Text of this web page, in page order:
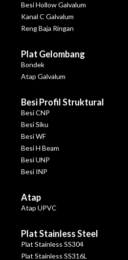
Besi Hollow Galvalum
Kanal C Galvalum
Reng Baja Ringan
Plat Gelombang
Bondek
Atap Galvalum
Besi Profil Struktural
Besi CNP
Besi Siku
Besi WF
Besi H Beam
Besi UNP
Besi INP
Atap
Atap UPVC
Plat Stainless Steel
Plat Stainless SS304
Plat Stainless SS316L